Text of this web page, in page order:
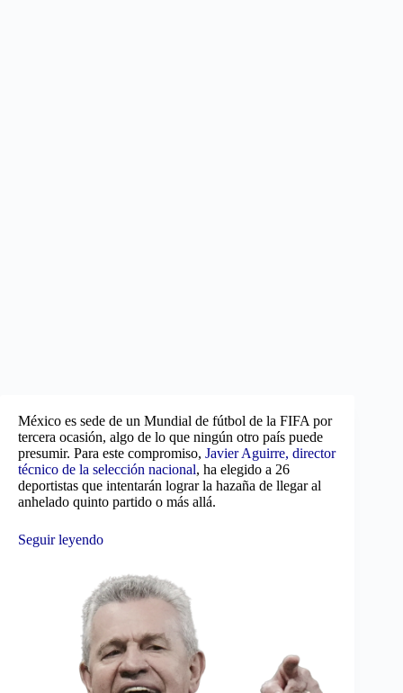
México es sede de un Mundial de fútbol de la FIFA por
tercera ocasión, algo de lo que ningún otro país puede
presumir. Para este compromiso, Javier Aguirre, director
técnico de la selección nacional, ha elegido a 26
deportistas que intentarán lograr la hazaña de llegar al
anhelado quinto partido o más allá.
Seguir leyendo